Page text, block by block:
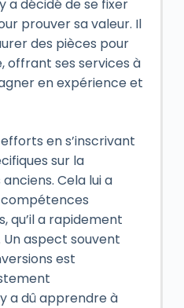
a décidé de se fixer
prouver sa valeur. Il
des pièces pour
offrant ses services à
en expérience et
en s’inscrivant
sur la
Cela lui a
compétences
qu’il a rapidement
aspect souvent
est
a dû apprendre à